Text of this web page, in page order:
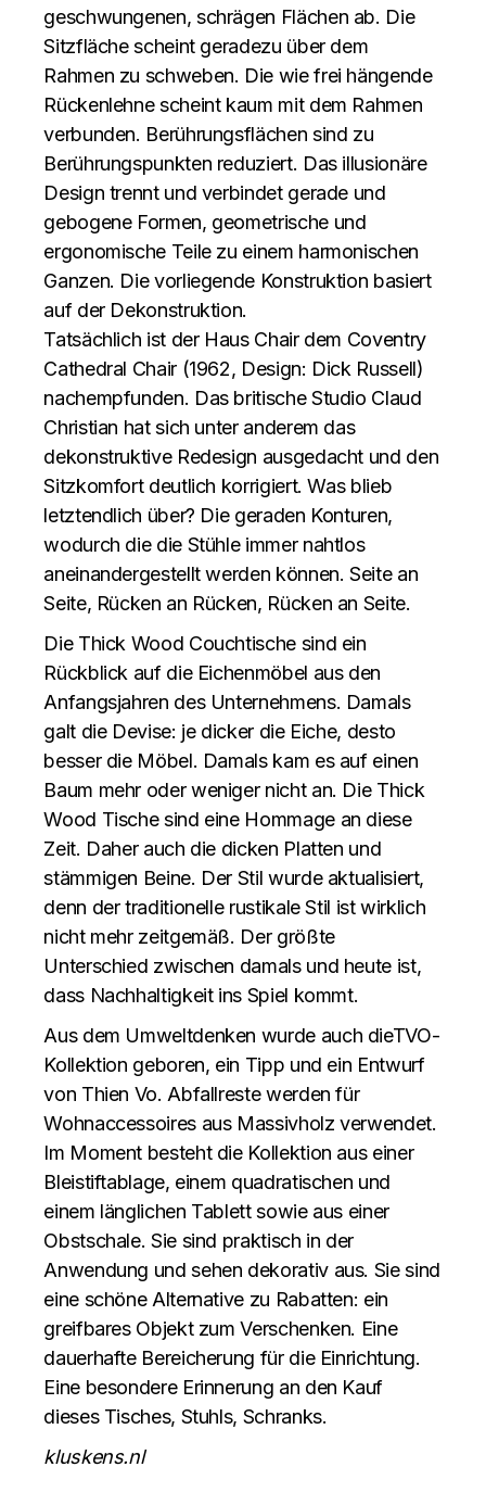
geschwungenen, schrägen Flächen ab. Die
Sitzfläche scheint geradezu über dem
Rahmen zu schweben. Die wie frei hängende
Rückenlehne scheint kaum mit dem Rahmen
verbunden. Berührungsflächen sind zu
Berührungspunkten reduziert. Das illusionäre
Design trennt und verbindet gerade und
gebogene Formen, geometrische und
ergonomische Teile zu einem harmonischen
Ganzen. Die vorliegende Konstruktion basiert
auf der Dekonstruktion.
Tatsächlich ist der Haus Chair dem Coventry
Cathedral Chair (1962, Design: Dick Russell)
nachempfunden. Das britische Studio Claud
Christian hat sich unter anderem das
dekonstruktive Redesign ausgedacht und den
Sitzkomfort deutlich korrigiert. Was blieb
letztendlich über? Die geraden Konturen,
wodurch die die Stühle immer nahtlos
aneinandergestellt werden können. Seite an
Seite, Rücken an Rücken, Rücken an Seite.
Die Thick Wood Couchtische sind ein
Rückblick auf die Eichenmöbel aus den
Anfangsjahren des Unternehmens. Damals
galt die Devise: je dicker die Eiche, desto
besser die Möbel. Damals kam es auf einen
Baum mehr oder weniger nicht an. Die Thick
Wood Tische sind eine Hommage an diese
Zeit. Daher auch die dicken Platten und
stämmigen Beine. Der Stil wurde aktualisiert,
denn der traditionelle rustikale Stil ist wirklich
nicht mehr zeitgemäß. Der größte
Unterschied zwischen damals und heute ist,
dass Nachhaltigkeit ins Spiel kommt.
Aus dem Umweltdenken wurde auch dieTVO-
Kollektion geboren, ein Tipp und ein Entwurf
von Thien Vo. Abfallreste werden für
Wohnaccessoires aus Massivholz verwendet.
Im Moment besteht die Kollektion aus einer
Bleistiftablage, einem quadratischen und
einem länglichen Tablett sowie aus einer
Obstschale. Sie sind praktisch in der
Anwendung und sehen dekorativ aus. Sie sind
eine schöne Alternative zu Rabatten: ein
greifbares Objekt zum Verschenken. Eine
dauerhafte Bereicherung für die Einrichtung.
Eine besondere Erinnerung an den Kauf
dieses Tisches, Stuhls, Schranks.
kluskens.nl